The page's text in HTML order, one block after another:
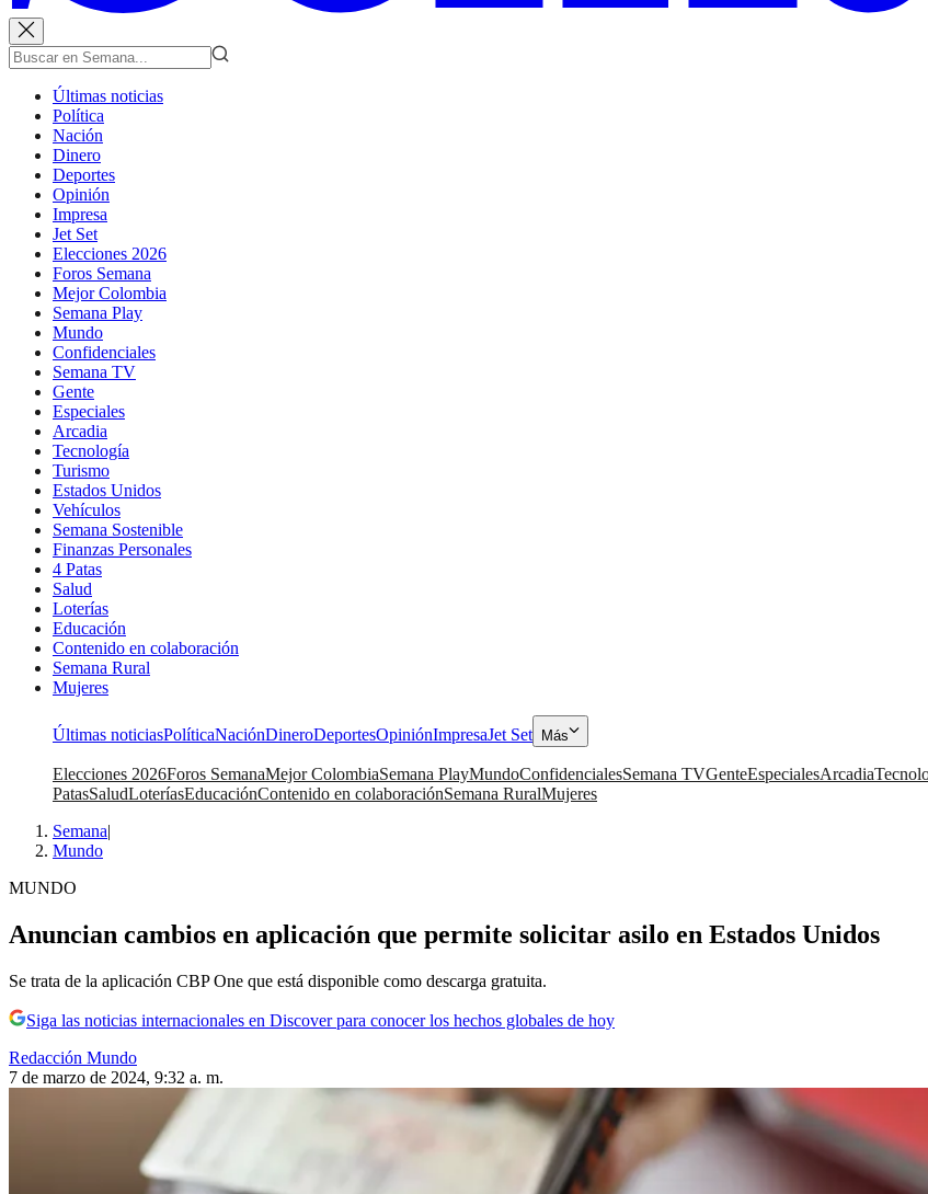
Últimas noticias
Política
Nación
Dinero
Deportes
Opinión
Impresa
Jet Set
Elecciones 2026
Foros Semana
Mejor Colombia
Semana Play
Mundo
Confidenciales
Semana TV
Gente
Especiales
Arcadia
Tecnología
Turismo
Estados Unidos
Vehículos
Semana Sostenible
Finanzas Personales
4 Patas
Salud
Loterías
Educación
Contenido en colaboración
Semana Rural
Mujeres
Últimas noticiasPolíticaNaciónDineroDeportesOpiniónImpresaJet Set Más
Elecciones 2026Foros SemanaMejor ColombiaSemana PlayMundoConfidencialesSemana TVGenteEspecialesArcadia
PatasSaludLoteríasEducaciónContenido en colaboraciónSemana RuralMujeres
Semana|
Mundo
MUNDO
Anuncian cambios en aplicación que permite solicitar asilo en Estados Unidos
Se trata de la aplicación CBP One que está disponible como descarga gratuita.
Siga las noticias internacionales en Discover para conocer los hechos globales de hoy
Redacción Mundo
7 de marzo de 2024, 9:32 a. m.